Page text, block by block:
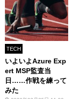
TECH
いよいよAzure Exp
ert MSP監査当
日……作戦を練って
みた